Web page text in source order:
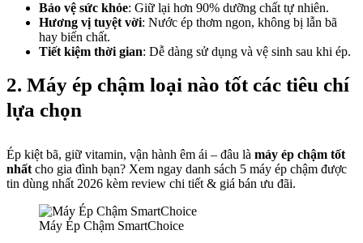
Bảo vệ sức khỏe: Giữ lại hơn 90% dưỡng chất tự nhiên.
Hương vị tuyệt vời: Nước ép thơm ngon, không bị lẫn bã
hay biến chất.
Tiết kiệm thời gian: Dễ dàng sử dụng và vệ sinh sau khi ép.
2. Máy ép chậm loại nào tốt các tiêu chí
lựa chọn
Ép kiệt bã, giữ vitamin, vận hành êm ái – đâu là máy ép chậm tốt
nhất cho gia đình bạn? Xem ngay danh sách 5 máy ép chậm được
tin dùng nhất 2026 kèm review chi tiết & giá bán ưu đãi.
Máy Ép Chậm SmartChoice